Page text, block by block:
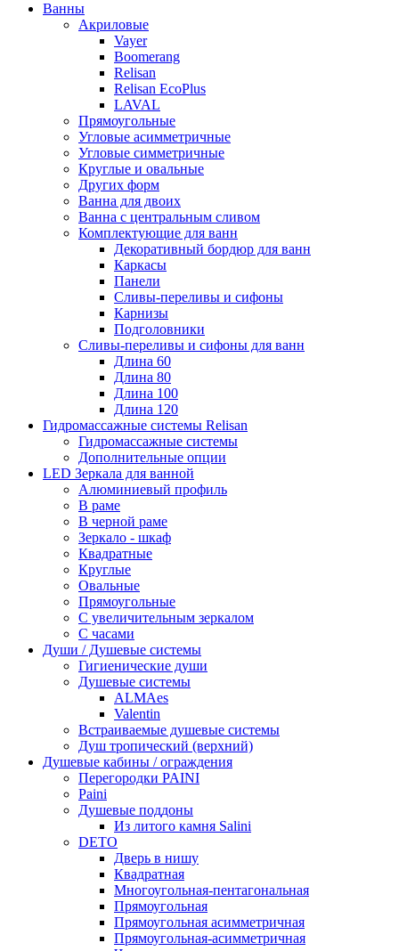
Ванны
Акриловые
Vayer
Boomerang
Relisan
Relisan EcoPlus
LAVAL
Прямоугольные
Угловые асимметричные
Угловые симметричные
Круглые и овальные
Других форм
Ванна для двоих
Ванна с центральным сливом
Комплектующие для ванн
Декоративный бордюр для ванн
Каркасы
Панели
Сливы-переливы и сифоны
Карнизы
Подголовники
Сливы-переливы и сифоны для ванн
Длина 60
Длина 80
Длина 100
Длина 120
Гидромассажные системы Relisan
Гидромассажные системы
Дополнительные опции
LED Зеркала для ванной
Алюминиевый профиль
В раме
В черной раме
Зеркало - шкаф
Квадратные
Круглые
Овальные
Прямоугольные
С увеличительным зеркалом
С часами
Души / Душевые системы
Гигиенические души
Душевые системы
ALMAes
Valentin
Встраиваемые душевые системы
Душ тропический (верхний)
Душевые кабины / ограждения
Перегородки PAINI
Paini
Душевые поддоны
Из литого камня Salini
DETO
Дверь в нишу
Квадратная
Многоугольная-пентагональная
Прямоугольная
Прямоугольная асимметричная
Прямоугольная-асимметричная